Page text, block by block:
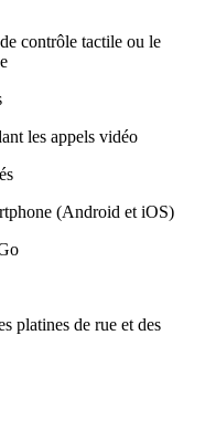
contrôle tactile ou le
les appels vidéo
(Android et iOS)
de rue et des